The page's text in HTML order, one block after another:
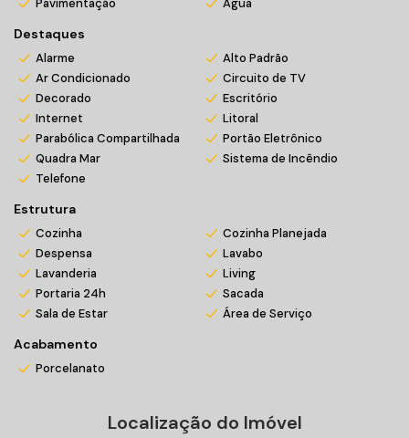
Destaques
Alarme
Alto Padrão
Ar Condicionado
Circuito de TV
Decorado
Escritório
Internet
Litoral
Parabólica Compartilhada
Portão Eletrônico
Quadra Mar
Sistema de Incêndio
Telefone
Estrutura
Cozinha
Cozinha Planejada
Despensa
Lavabo
Lavanderia
Living
Portaria 24h
Sacada
Sala de Estar
Área de Serviço
Acabamento
Porcelanato
Localização do Imóvel